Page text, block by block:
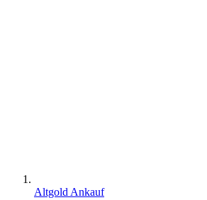
Altgold Ankauf